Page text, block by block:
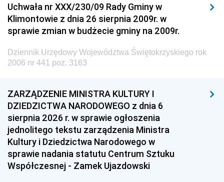
Uchwała nr XXX/230/09 Rady Gminy w
Klimontowie z dnia 26 sierpnia 2009r. w
sprawie zmian w budżecie gminy na 2009r.
Dziennik Urzędowy Województwa Świętokrzyskiego rok
2006 nr 441 poz. 3163
ZARZĄDZENIE MINISTRA KULTURY I
DZIEDZICTWA NARODOWEGO z dnia 6
sierpnia 2026 r. w sprawie ogłoszenia
jednolitego tekstu zarządzenia Ministra
Kultury i Dziedzictwa Narodowego w
sprawie nadania statutu Centrum Sztuku
Współczesnej - Zamek Ujazdowski